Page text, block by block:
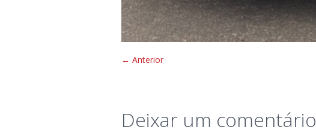
← Anterior
Deixar um comentário